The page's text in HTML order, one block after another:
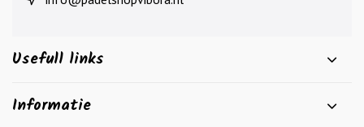
Usefull links
Informatie